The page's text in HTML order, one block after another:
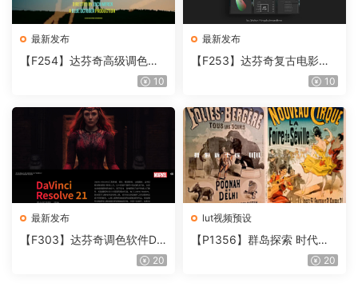
最新发布
【F254】达芬奇高级调色插
件 Contour V2.2.2 WinMac10
最新发布
【F253】达芬奇复古电影胶
片质感DCTL节点调色预设 M
T V4.0
10
最新发布
【F303】达芬奇调色软件Da
Vinci Resolve Studio21.0.320
lut视频预设
【P1356】群岛探索 时代马
戏团 – QUEST 60 调色预设A
20